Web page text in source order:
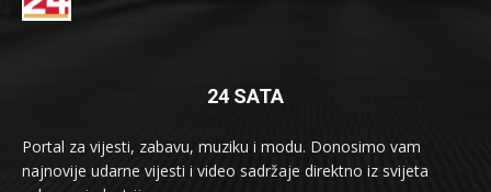
24 SATA
Portal za vijesti, zabavu, muziku i modu. Donosimo vam
najnovije udarne vijesti i video sadržaje direktno iz svijeta